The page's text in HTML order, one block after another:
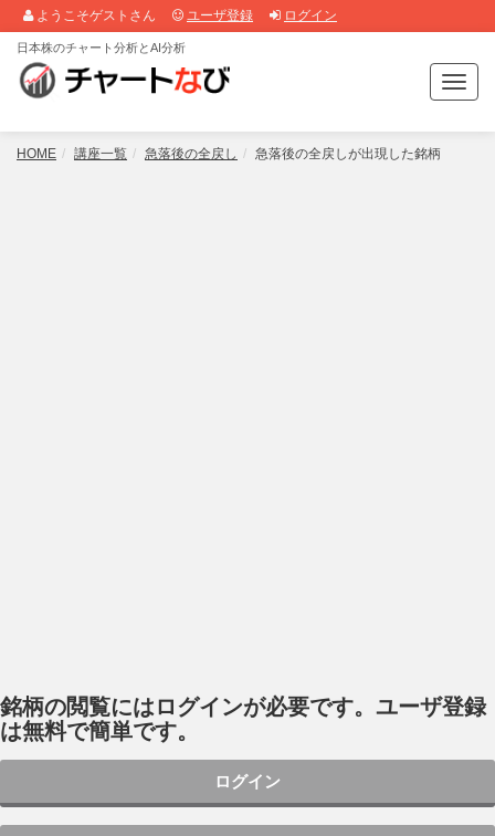
ようこそゲストさん ユーザ登録 ログイン
T
o
g
日本株のチャート分析とAI分析
HOME 講座一覧 急落後の全戻し 急落後の全戻しが出現した銘柄
銘柄の閲覧にはログインが必要です。ユーザ登録
は無料で簡単です。
ログイン